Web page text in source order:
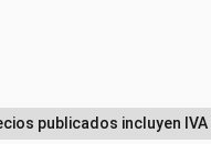
publicados incluyen IVA